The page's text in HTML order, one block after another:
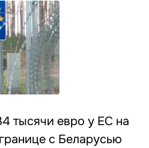
тысячи евро у ЕС на
с Беларусью